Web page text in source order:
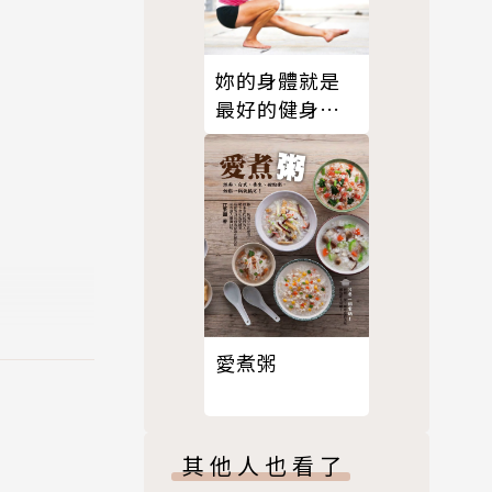
妳的身體就是
最好的健身
房．90天挑戰
計畫（附贈自
我挑戰成功日
誌）
愛煮粥
其他人也看了